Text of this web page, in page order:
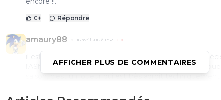
0+ Répondre
amaury88 16 avril 2012 à 13:32 + 0
l'ASNL depuis leur regain de forme et pour l'avoir vu
saison, c'est un joueur qui est très adroit
AFFICHER PLUS DE COMMENTAIRES